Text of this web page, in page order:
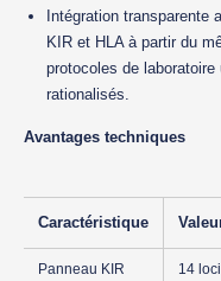
Intégration transparente
KIR et HLA à partir du
protocoles de
rationalisés.
Avantages techniques
Caractéristique
Panneau KIR
14